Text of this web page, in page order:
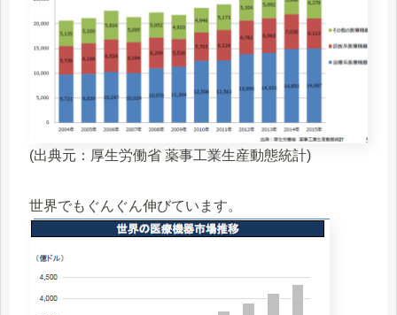
(出典元：厚生労働省 薬事工業生産動態統計)
世界でもぐんぐん伸びています。